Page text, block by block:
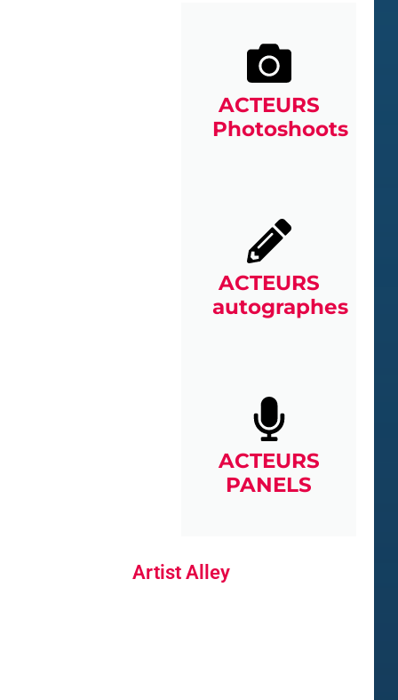
ACTEURS
Photoshoots
ACTEURS
autographes
ACTEURS
PANELS
Artist Alley